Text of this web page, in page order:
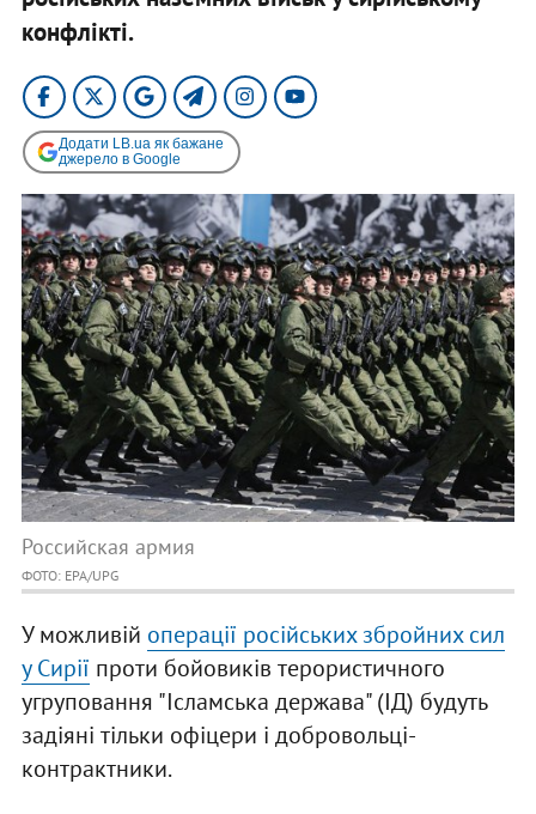
конфлікті.
Додати LB.ua як бажане
джерело в Google
Российская армия
ФОТО: EPA/UPG
У можливій операції російських збройних сил
у Сирії проти бойовиків терористичного
угруповання "Ісламська держава" (ІД) будуть
задіяні тільки офіцери і добровольці-
контрактники.